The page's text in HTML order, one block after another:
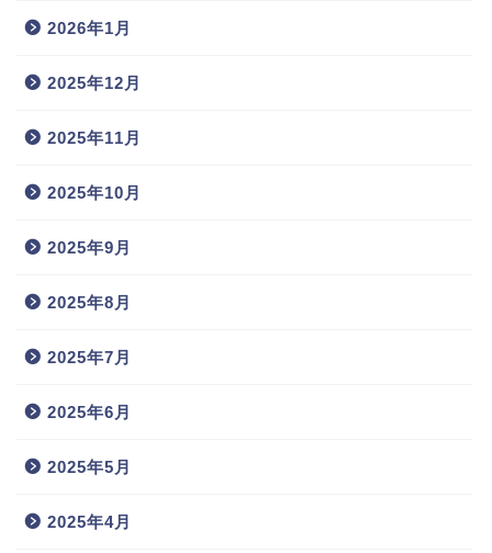
2026年1月
2025年12月
2025年11月
2025年10月
2025年9月
2025年8月
2025年7月
2025年6月
2025年5月
2025年4月